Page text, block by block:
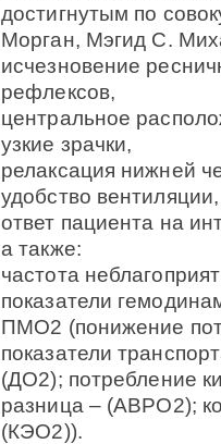
достигнутым по
Морган, Мэгид С.
исчезновение
рефлексов,
центральное
узкие зрачки,
релаксация нижней
удобство вентиляции,
ответ пациента на
а также:
частота
показатели
ПМО2 (понижение
показатели
(ДО2); потребление
разница – (АВРО2);
(КЭО2)).